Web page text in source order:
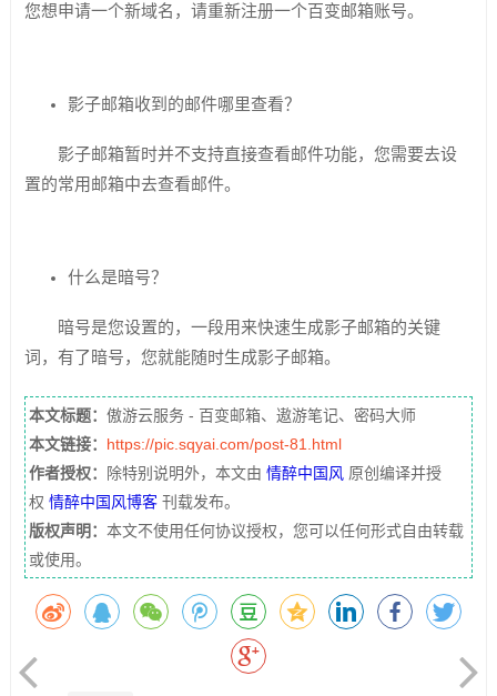
您想申请一个新域名，请重新注册一个百变邮箱账号。
影子邮箱收到的邮件哪里查看？
影子邮箱暂时并不支持直接查看邮件功能，您需要去设
置的常用邮箱中去查看邮件。
什么是暗号？
暗号是您设置的，一段用来快速生成影子邮箱的关键
词，有了暗号，您就能随时生成影子邮箱。
本文标题： 傲游云服务 - 百变邮箱、遨游笔记、密码大师
本文链接： https://pic.sqyai.com/post-81.html
作者授权：
除特别说明外，本文由 情醉中国风 原创编译并授
权 情醉中国风博客刊载发布。
版权声明： 本文不使用任何协议授权，您可以任何形式自由转载
或使用。